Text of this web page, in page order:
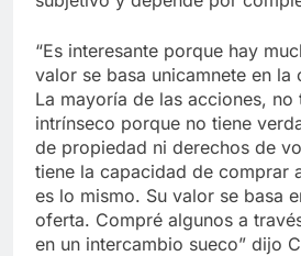
“Es interesante porque hay
valor se basa unicamnete en la
La mayoría de las acciones, no
intrínseco porque no tiene
de propiedad ni derechos de
tiene la capacidad de comprar
es lo mismo. Su valor se basa
oferta. Compré algunos a
en un intercambio sueco” dijo